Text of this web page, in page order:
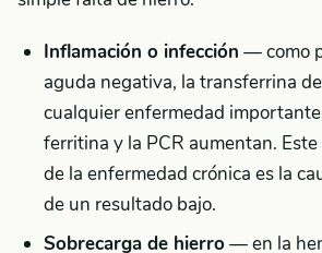
Inflamación o infección — como
aguda negativa, la transferrina
cualquier enfermedad
ferritina y la PCR aumentan.
de la enfermedad crónica es la
de un resultado bajo.
Sobrecarga de hierro— en la